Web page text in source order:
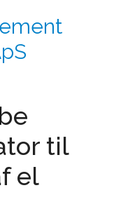
til
el